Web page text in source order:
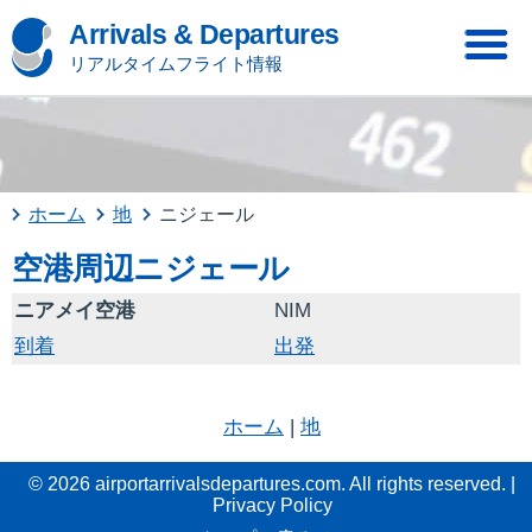
Arrivals & Departures
リアルタイムフライト情報
ホーム 地 ニジェール
空港周辺ニジェール
ニアメイ空港
NIM
到着
出発
ホーム | 地
© 2026 airportarrivalsdepartures.com. All rights reserved. |
Privacy Policy